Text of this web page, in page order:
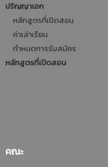
ปริญญาเอก
หลักสูตรที่เปิดสอน
ค่าเล่าเรียน
กำหนดการรับสมัคร
หลักสูตรที่เปิดสอน
คณะ